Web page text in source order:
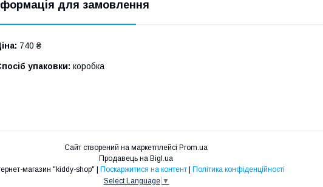
для замовлення
740 ₴
упаковки: коробка
Сайт створений на маркетплейсі Prom.ua
Продавець на Bigl.ua
Интернет-магазин "kiddy-shop" | Поскаржитися на контент | Політика конфіденційності
Select Language ▼